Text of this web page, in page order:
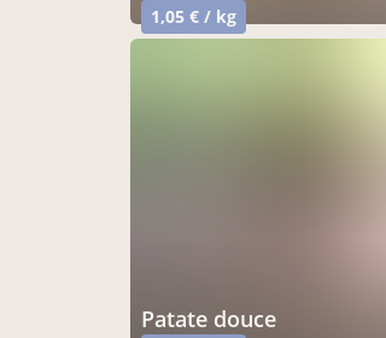
1,05 € / kg
patate douce